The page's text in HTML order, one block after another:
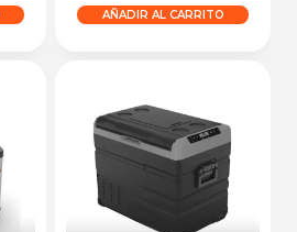
AÑADIR AL CARRITO